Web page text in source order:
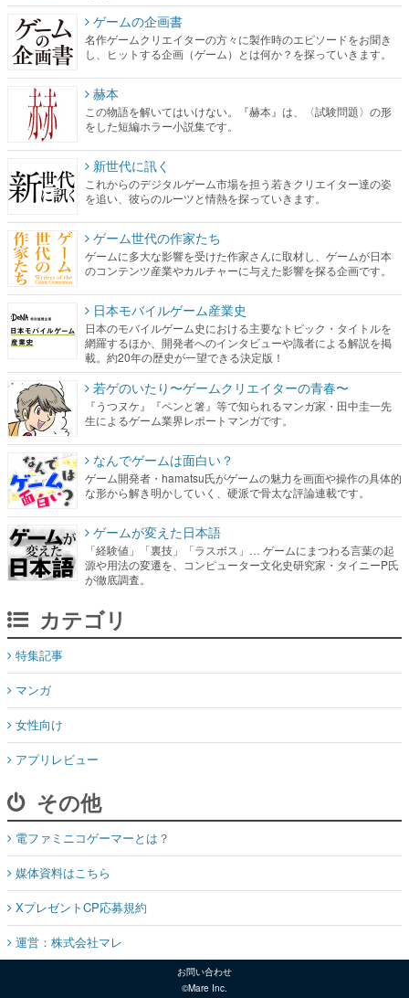
ゲームの企画書
名作ゲームクリエイターの方々に製作時のエピソードをお聞き
し、ヒットする企画（ゲーム）とは何か？を探っていきます。
赫本
この物語を解いてはいけない。『赫本』は、〈試験問題〉の形
をした短編ホラー小説集です。
新世代に訊く
これからのデジタルゲーム市場を担う若きクリエイター達の姿
を追い、彼らのルーツと情熱を探っていきます。
ゲーム世代の作家たち
ゲームに多大な影響を受けた作家さんに取材し、ゲームが日本
のコンテンツ産業やカルチャーに与えた影響を探る企画です。
日本モバイルゲーム産業史
日本のモバイルゲーム史における主要なトピック・タイトルを
網羅するほか、開発者へのインタビューや識者による解説を掲
載。約20年の歴史が一望できる決定版！
若ゲのいたり〜ゲームクリエイターの青春〜
『うつヌケ』『ペンと箸』等で知られるマンガ家・田中圭一先
生によるゲーム業界レポートマンガです。
なんでゲームは面白い？
ゲーム開発者・hamatsu氏がゲームの魅力を画面や操作の具体的
な形から解き明かしていく、硬派で骨太な評論連載です。
ゲームが変えた日本語
「経験値」「裏技」「ラスボス」… ゲームにまつわる言葉の起
源や用法の変遷を、コンピューター文化史研究家・タイニーP氏
が徹底調査。
カテゴリ
特集記事
マンガ
女性向け
アプリレビュー
その他
電ファミニコゲーマーとは？
媒体資料はこちら
XプレゼントCP応募規約
運営：株式会社マレ
お問い合わせ
©Mare Inc.